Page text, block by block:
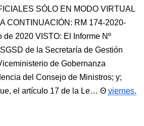
SÓLO EN MODO VIRTUAL
CONTINUACIÓN: RM 174-2020-
de 2020 VISTO: El Informe Nº
de la Secretaría de Gestión
de Gobernanza
del Consejo de Ministros; y;
el artículo 17 de la Le…
viernes,